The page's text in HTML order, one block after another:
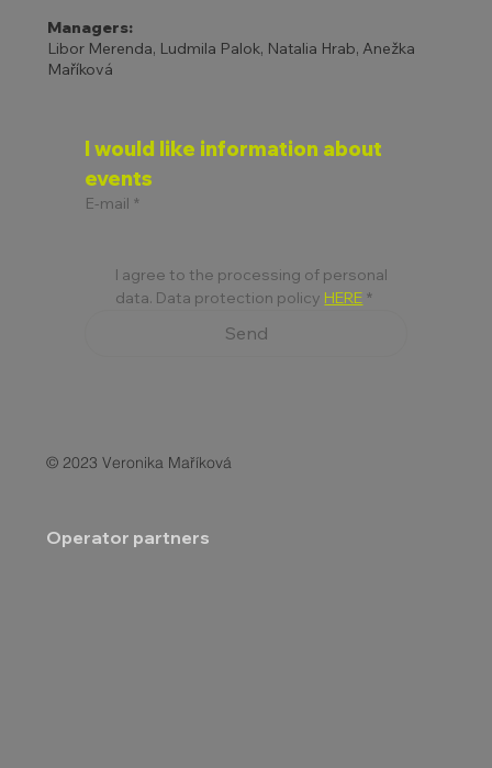
Managers:
Libor Merenda, Ludmila Palok, Natalia Hrab, Anežka
Maříková
I would like information about
events
E-mail *
I agree to the processing of personal
data. Data protection policy HERE *
Send
© 2023 Veronika Maříková
Operator partners